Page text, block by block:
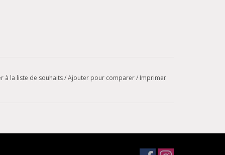
à la liste de souhaits/Ajouter pour comparer/ Imprimer